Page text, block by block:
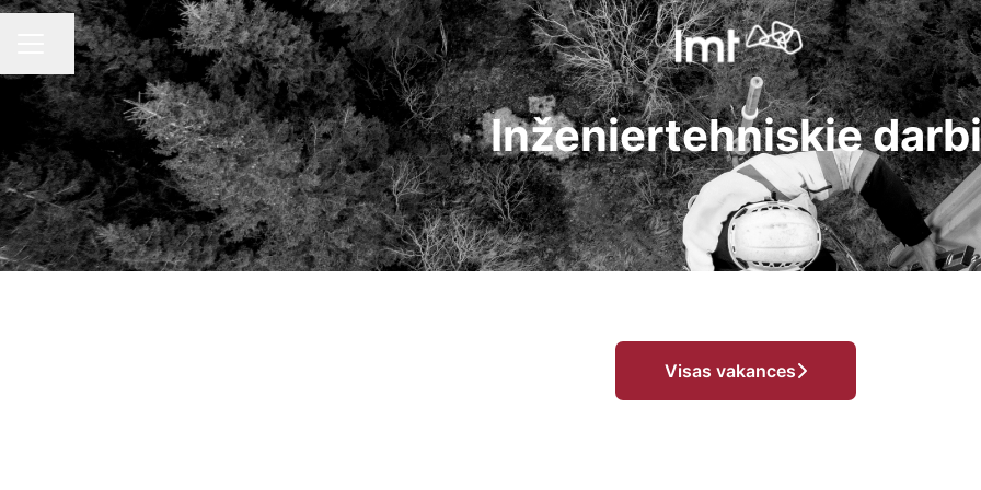
KARJERAS IZVĒLNE
Dalīties ar lapu
Inženiertehniskie darbi
Visas vakances